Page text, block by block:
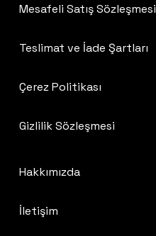
Mesafeli Satış Sözleşmesi
Teslimat ve İade Şartları
Çerez Politikası
Gizlilik Sözleşmesi
Hakkımızda
İletişim